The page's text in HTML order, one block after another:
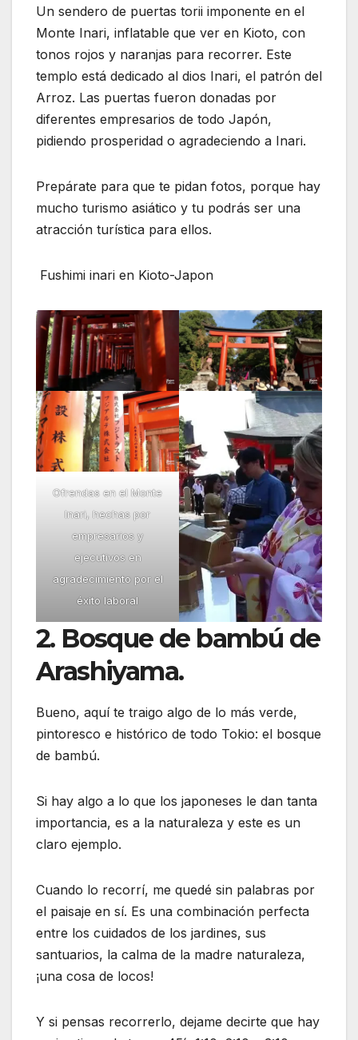
Un sendero de puertas torii imponente en el
Monte Inari, inflatable que ver en Kioto, con
tonos rojos y naranjas para recorrer. Este
templo está dedicado al dios Inari, el patrón del
Arroz. Las puertas fueron donadas por
diferentes empresarios de todo Japón,
pidiendo prosperidad o agradeciendo a Inari.
Prepárate para que te pidan fotos, porque hay
mucho turismo asiático y tu podrás ser una
atracción turística para ellos.
Fushimi inari en Kioto-Japon
Ofrendas en el Monte
Inari, hechas por
empresarios y
ejecutivos en
agradecimiento por el
éxito laboral
2. Bosque de bambú de
Arashiyama.
Bueno, aquí te traigo algo de lo más verde,
pintoresco e histórico de todo Tokio: el bosque
de bambú.
Si hay algo a lo que los japoneses le dan tanta
importancia, es a la naturaleza y este es un
claro ejemplo.
Cuando lo recorrí, me quedé sin palabras por
el paisaje en sí. Es una combinación perfecta
entre los cuidados de los jardines, sus
santuarios, la calma de la madre naturaleza,
¡una cosa de locos!
Y si pensas recorrerlo, dejame decirte que hay